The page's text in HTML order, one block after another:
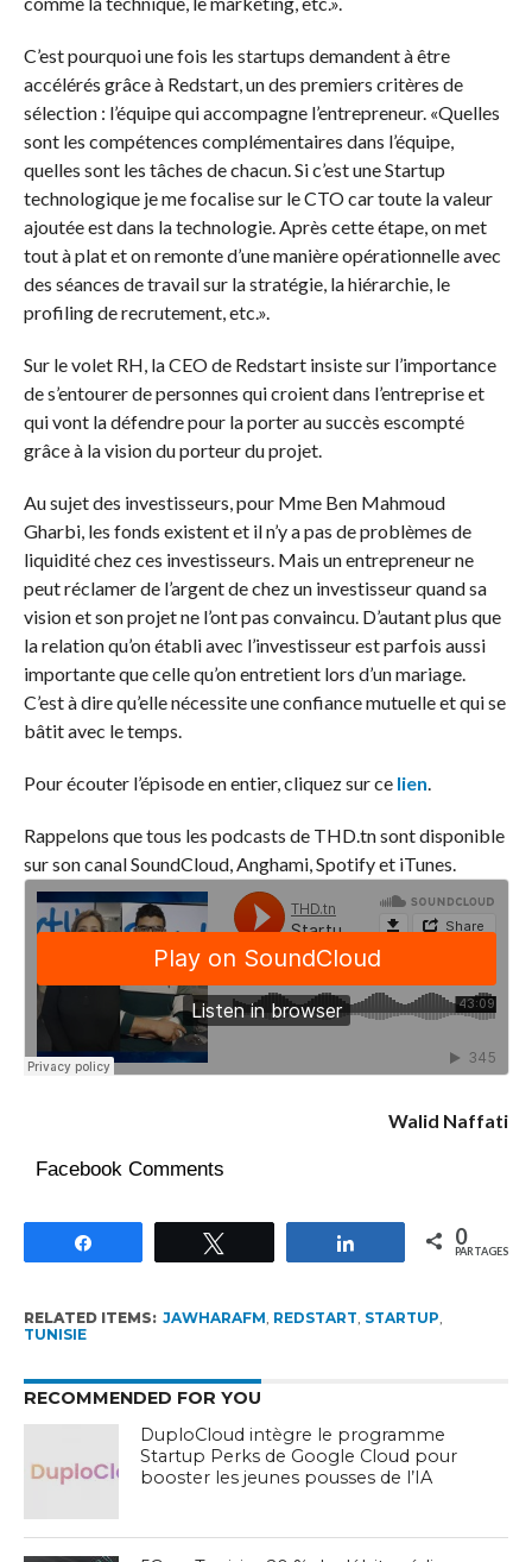
C’est pourquoi une fois les startups demandent à être
accélérés grâce à Redstart, un des premiers critères de
sélection : l’équipe qui accompagne l’entrepreneur. «Quelles
sont les compétences complémentaires dans l’équipe,
quelles sont les tâches de chacun. Si c’est une Startup
technologique je me focalise sur le CTO car toute la valeur
ajoutée est dans la technologie. Après cette étape, on met
tout à plat et on remonte d’une manière opérationnelle avec
des séances de travail sur la stratégie, la hiérarchie, le
profiling de recrutement, etc.».
Sur le volet RH, la CEO de Redstart insiste sur l’importance
de s’entourer de personnes qui croient dans l’entreprise et
qui vont la défendre pour la porter au succès escompté
grâce à la vision du porteur du projet.
Au sujet des investisseurs, pour Mme Ben Mahmoud
Gharbi, les fonds existent et il n’y a pas de problèmes de
liquidité chez ces investisseurs. Mais un entrepreneur ne
peut réclamer de l’argent de chez un investisseur quand sa
vision et son projet ne l’ont pas convaincu. D’autant plus que
la relation qu’on établi avec l’investisseur est parfois aussi
importante que celle qu’on entretient lors d’un mariage.
C’est à dire qu’elle nécessite une confiance mutuelle et qui se
bâtit avec le temps.
Pour écouter l’épisode en entier, cliquez sur ce lien.
Rappelons que tous les podcasts de THD.tn sont disponible
sur son canal SoundCloud, Anghami, Spotify et iTunes.
Walid Naffati
Facebook Comments
Partagez 0
PARTAGES
RELATED ITEMS: JAWHARAFM, REDSTART, STARTUP,
TUNISIE
RECOMMENDED FOR YOU
DuploCloud intègre le programme
Startup Perks de Google Cloud pour
booster les jeunes pousses de l’IA